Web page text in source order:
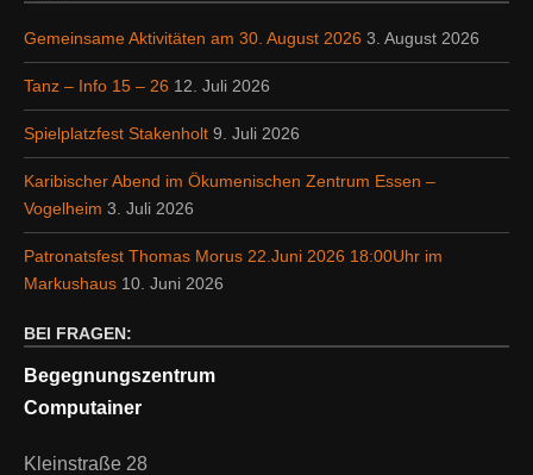
Gemeinsame Aktivitäten am 30. August 2026 3. August 2026
Tanz – Info 15 – 26 12. Juli 2026
Spielplatzfest Stakenholt 9. Juli 2026
Karibischer Abend im Ökumenischen Zentrum Essen –
Vogelheim 3. Juli 2026
Patronatsfest Thomas Morus 22.Juni 2026 18:00Uhr im
Markushaus 10. Juni 2026
BEI FRAGEN:
Begegnungszentrum
Computainer
Kleinstraße 28